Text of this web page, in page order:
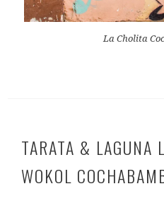
La Cholita
TARATA & LAGUNA
WOKOL